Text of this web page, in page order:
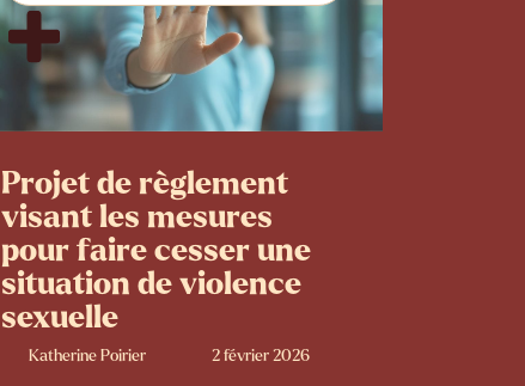
Projet de règlement
visant les mesures
pour faire cesser une
situation de violence
sexuelle
Katherine Poirier 2 février 2026